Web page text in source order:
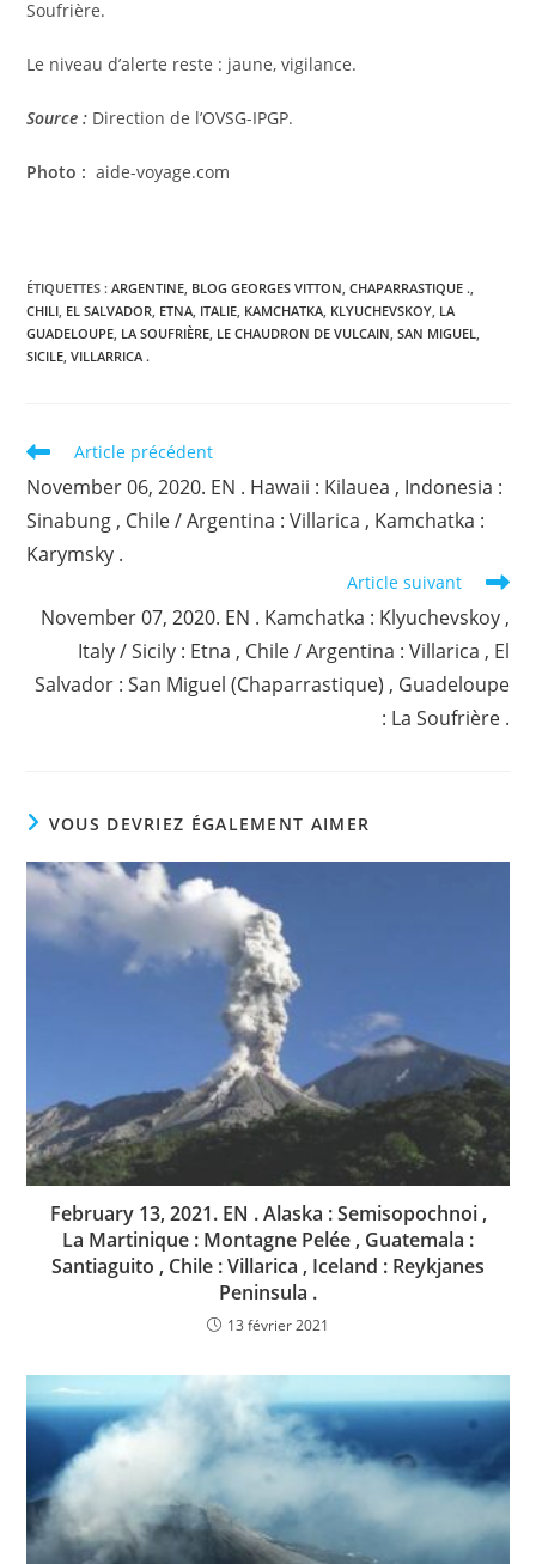
Soufrière.
Le niveau d’alerte reste : jaune, vigilance.
Source : Direction de l’OVSG-IPGP.
Photo : aide-voyage.com
ÉTIQUETTES :ARGENTINE BLOG GEORGES VITTON CHAPARRASTIQUE .
CHILI EL SALVADOR ETNA ITALIE KAMCHATKA KLYUCHEVSKOY LA
GUADELOUPE LA SOUFRIÈRE LE CHAUDRON DE VULCAIN SAN MIGUEL
SICILE VILLARRICA .
Read
articles
Article précédent
November 06, 2020. EN . Hawaii : Kilauea , Indonesia :
Sinabung , Chile / Argentina : Villarica , Kamchatka :
Karymsky .
Article suivant
November 07, 2020. EN . Kamchatka : Klyuchevskoy ,
Italy / Sicily : Etna , Chile / Argentina : Villarica , El
Salvador : San Miguel (Chaparrastique) , Guadeloupe
: La Soufrière .
VOUS DEVRIEZ ÉGALEMENT AIMER
February 13, 2021. EN . Alaska : Semisopochnoi ,
La Martinique : Montagne Pelée , Guatemala :
Santiaguito , Chile : Villarica , Iceland : Reykjanes
Peninsula .
13 février 2021